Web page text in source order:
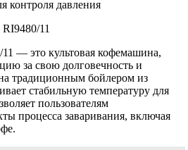
контроля давления
11
— это культовая кофемашина,
за свою долговечность и
традиционным бойлером из
стабильную температуру для
пользователям
процесса заваривания, включая